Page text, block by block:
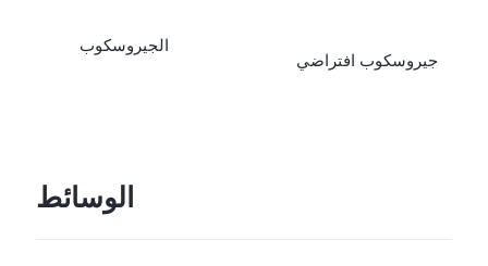
الجيروسكوب
جيروسكوب افتراضي
الوسائط